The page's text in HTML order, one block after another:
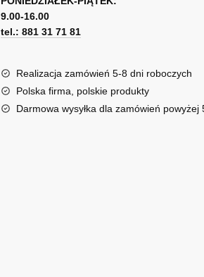
9.00-16.00
tel.: 881 31 71 81
Realizacja zamówień 5-8 dni roboczych
Polska firma, polskie produkty
Darmowa wysyłka dla zamówień powyżej